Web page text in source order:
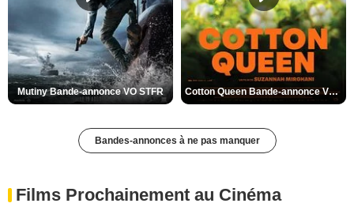
Mutiny Bande-annonce VO STFR Cotton Queen Bande-annonce VO STFR
Bandes-annonces à ne pas manquer
Films Prochainement au Cinéma